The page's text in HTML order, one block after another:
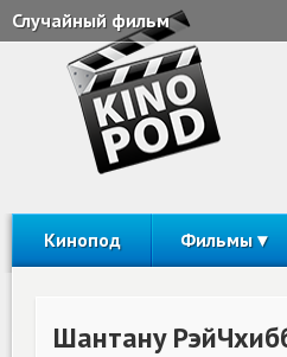
Случайный фильм
Кинопод Фильмы
Шантану